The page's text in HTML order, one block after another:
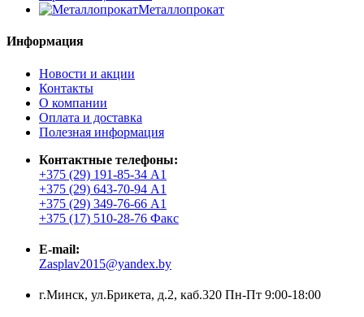
Металлопрокат
Информация
Новости и акции
Контакты
О компании
Оплата и доставка
Полезная информация
Контактные телефоны:
+375 (29) 191-85-34 А1
+375 (29) 643-70-94 А1
+375 (29) 349-76-66 А1
+375 (17) 510-28-76 Факс
E-mail:
Zasplav2015@yandex.by
г.Минск, ул.Брикета, д.2, каб.320 Пн-Пт 9:00-18:00